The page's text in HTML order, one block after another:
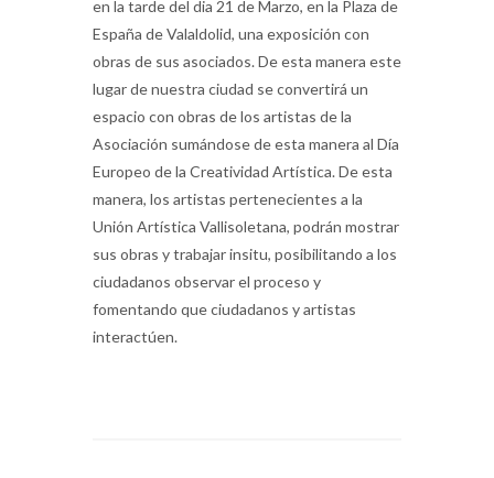
en la tarde del dia 21 de Marzo, en la Plaza de
España de Valaldolid, una exposición con
obras de sus asociados. De esta manera este
lugar de nuestra ciudad se convertirá un
espacio con obras de los artistas de la
Asociación sumándose de esta manera al Día
Europeo de la Creatividad Artística. De esta
manera, los artistas pertenecientes a la
Unión Artística Vallisoletana, podrán mostrar
sus obras y trabajar insitu, posibilitando a los
ciudadanos observar el proceso y
fomentando que ciudadanos y artistas
interactúen.